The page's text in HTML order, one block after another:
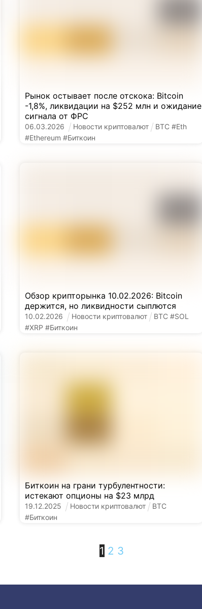
Рынок остывает после отскока: Bitcoin
-1,8%, ликвидации на $252 млн и ожидание
сигнала от ФРС
06.03.2026 Новости криптовалют BTC #Eth
#Ethereum #Биткоин
Обзор крипторынка 10.02.2026: Bitcoin
держится, но ликвидности сыплются
10.02.2026 Новости криптовалют BTC #SOL
#XRP #Биткоин
Биткоин на грани турбулентности:
истекают опционы на $23 млрд
19.12.2025 Новости криптовалют
BTC
#Биткоин
1 2 3